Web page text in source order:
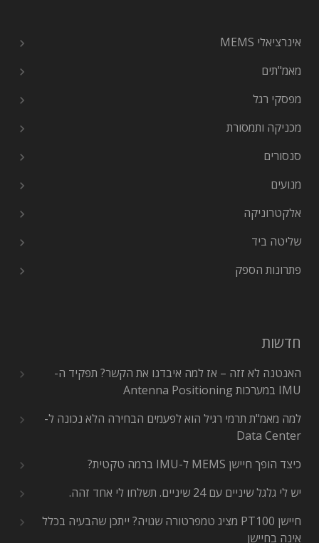
אינרציאלי MEMS
מאמ"תים
מפסקי רגל
מכניקה ותמסורת
סנסורים
מנועים
אלקטרוניקה
שליטה ביד
פתרונות הספק
חדשות
האנטנה לא זזה – אז למה איבדנו את הקשר? תפקיד ה-
IMU במערכות Antenna Positioning
למה מאמ"ת תרמי רגיל הוא לפעמים הבחירה הלא נכונה ל-
Data Center
כיצד הופך חיישן MEMS ל-IMU ברמה טקטית?
יש לי גלגל שיניים עם 24 שיניים. תשלחו לי אחד זהה.
חיישן PT100 מציג טמפרטורה שגויה? ייתכן שהבעיה בכלל
אינה בחיישן